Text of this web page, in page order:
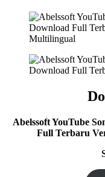
Abelssoft YouTube
Full Terbaru